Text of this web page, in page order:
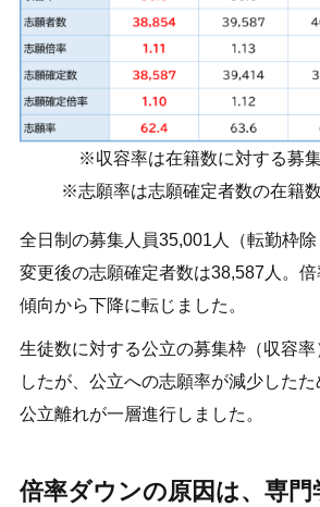
※収容率は在籍数に対する募
※志願率は志願確定者数の在籍
全日制の募集人員35,001人（転勤枠
変更後の志願確定者数は38,587人。
傾向から下降に転じました。
生徒数に対する公立の募集枠（収容
したが、公立への志願率が減少したた
公立離れが一層進行しました。
倍率ダウンの原因は、専門